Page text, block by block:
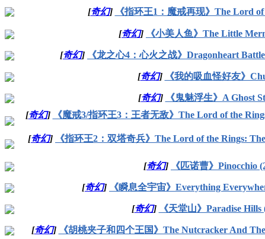
[奇幻] 《指环王1：魔戒再现》The Lord
[奇幻] 《小美人鱼》The Little
[奇幻] 《龙之心4：心火之战》Dragonheart
[奇幻] 《我的吸血怪好友》
[奇幻] 《鬼魅浮生》A Ghost
[奇幻] 《魔戒3/指环王3：王者无敌》The Lord of the
[奇幻] 《指环王2：双塔奇兵》The Lord of the Rings:
[奇幻] 《匹诺曹》Pinocchio
[奇幻] 《瞬息全宇宙》Everything
[奇幻] 《天堂山》Paradise Hills
[奇幻] 《胡桃夹子和四个王国》The Nutcracker And